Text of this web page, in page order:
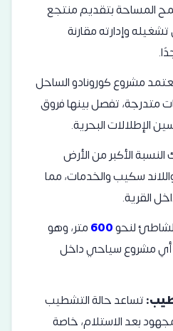
المساحة بتقديم منتجع
وإدارته مقارنة
مشروع كورونادو الساحل
متدرجة، تفصل بينها فروق
الإطلالات البحرية.
النسبة الأكبر من الأرض
سكيب والخدمات، مما
القرية.
لنحو600متر، وهو
مشروع سياحي داخل
تساعد حالة التشطيب
بعد الاستلام، خاصة